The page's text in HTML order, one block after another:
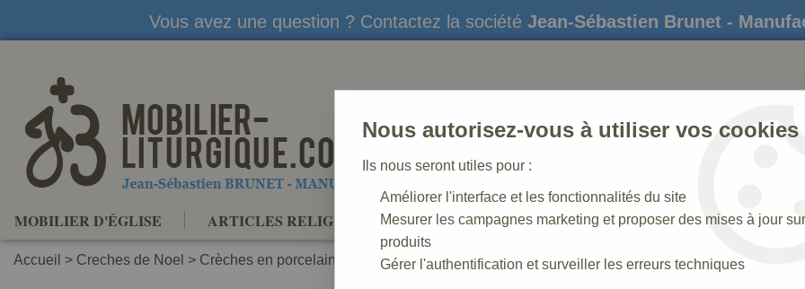
Vous avez une question ? Contactez la société Jean-Sébastien Brunet -
MOBILIER D'ÉGLISE ARTICLES RELIGIEUX STATUES CRÈCHES DE NOËL
Accueil > Creches de Noel > Crèches en porcelaine
Nous autorisez-vous à utiliser vos cookies
Ils nous seront utiles pour :
Améliorer l'interface et les fonctionnalités du site
Mesurer les campagnes marketing et proposer des mises à jour
produits
Gérer l'authentification et surveiller les erreurs techniques